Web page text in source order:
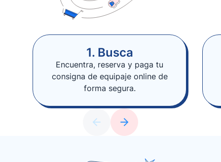
1. Busca
Encuentra, reserva y paga tu
consigna de equipaje online de
forma segura.